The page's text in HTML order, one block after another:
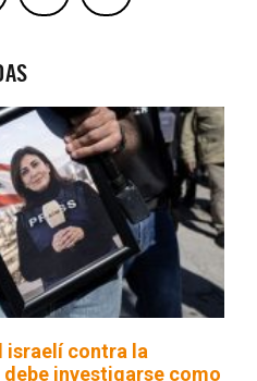
israelí contra la
investigarse como